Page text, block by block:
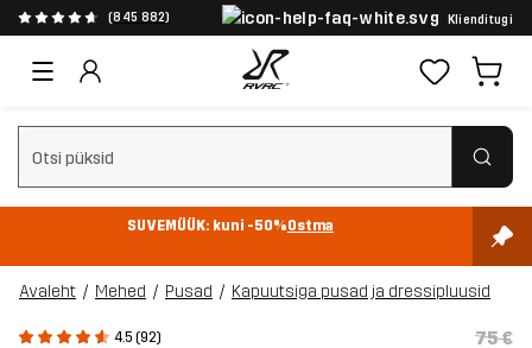
(845 882) Klienditugi
Tühjenda otsing
SUVEMÜÜK: kuni -50%Ostma
Avaleht Mehed Pusad Kapuutsiga pusad ja dressipluusid
4.5 (92) 75 €